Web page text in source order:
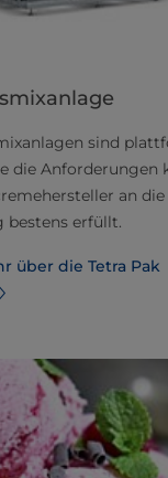
sind
die Anforderungen
an die
bestens erfüllt.
über die Tetra Pak